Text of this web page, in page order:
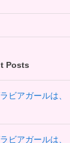
Posts
ビアガールは
ビアガールは、